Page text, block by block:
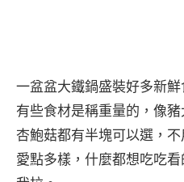
一盆盆大鐵鍋盛裝好多新
有些食材是稱重量的，像
杏鮑菇都有半塊可以選，
愛點多樣，什麼都想吃吃